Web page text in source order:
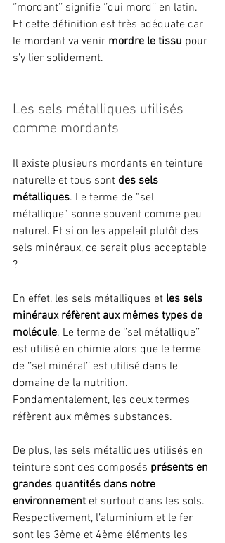
‘’mordant’’ signifie ‘’qui mord’’ en latin.
Et cette définition est très adéquate car
le mordant va venir mordre le tissu pour
s’y lier solidement.
Les sels métalliques utilisés
comme mordants
Il existe plusieurs mordants en teinture
naturelle et tous sont des sels
métalliques. Le terme de “sel
métallique” sonne souvent comme peu
naturel. Et si on les appelait plutôt des
sels minéraux, ce serait plus acceptable
?
En effet, les sels métalliques et les sels
minéraux réfèrent aux mêmes types de
molécule. Le terme de ‘’sel métallique’’
est utilisé en chimie alors que le terme
de ‘’sel minéral’’ est utilisé dans le
domaine de la nutrition.
Fondamentalement, les deux termes
réfèrent aux mêmes substances.
De plus, les sels métalliques utilisés en
teinture sont des composés présents en
grandes quantités dans notre
environnement et surtout dans les sols.
Respectivement, l’aluminium et le fer
sont les 3ème et 4ème éléments les